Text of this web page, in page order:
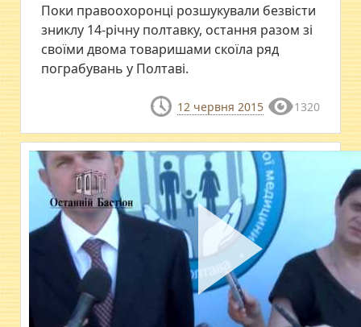
Поки правоохоронці розшукували безвісти
зниклу 14-річну полтавку, остання разом зі
своїми двома товаришами скоїла ряд
пограбувань у Полтаві.
12 червня 2015 1320